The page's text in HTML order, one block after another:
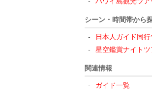
シーン・時間帯から
日本人ガイド同
星空鑑賞ナイト
関連情報
ガイド一覧